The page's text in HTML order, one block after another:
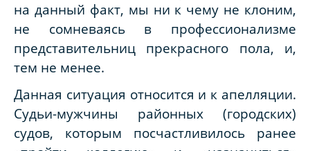
на данный факт, мы ни к чему не клоним,
не сомневаясь в профессионализме
представительниц прекрасного пола, и,
тем не менее.
Данная ситуация относится и к апелляции.
Судьи-мужчины районных (городских)
судов, которым посчастливилось ранее